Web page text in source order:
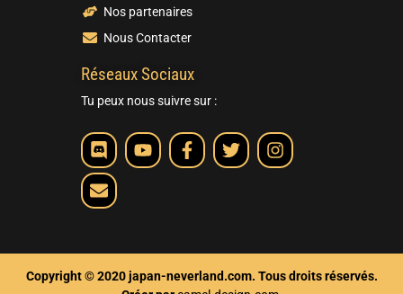
Nos partenaires
Nous Contacter
Réseaux Sociaux
Tu peux nous suivre sur :
Copyright © 2020 japan-neverland.com. Tous droits réservés.